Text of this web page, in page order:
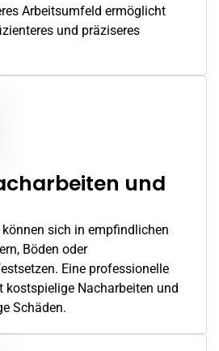
Arbeitsumfeld ermöglicht
und präziseres
und
sich in empfindlichen
Böden oder
Eine professionelle
kostspielige Nacharbeiten und
Schäden.